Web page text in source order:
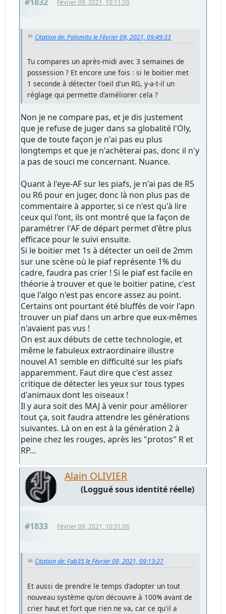
Février 09, 2021, 10:11:50
Citation de: Palomito le Février 09, 2021, 09:49:33
Tu compares un après-midi avec 3 semaines de
possession ? Et encore une fois : si le boitier met
1 seconde à détecter l'oeil d'un RG, y-a-t-il un
réglage qui permette d'améliorer cela ?
Non je ne compare pas, et je dis justement
que je refuse de juger dans sa globalité l'Oly,
que de toute façon je n'ai pas eu plus
longtemps et que je n'achèterai pas, donc il n'y
a pas de souci me concernant. Nuance.
Quant à l'eye-AF sur les piafs, je n'ai pas de R5
ou R6 pour en juger, donc là non plus pas de
commentaire à apporter, si ce n'est qu'à lire
ceux qui l'ont, ils ont montré que la façon de
paramétrer l'AF de départ permet d'être plus
efficace pour le suivi ensuite.
Si le boitier met 1s à détecter un oeil de 2mm
sur une scène où le piaf représente 1% du
cadre, faudra pas crier ! Si le piaf est facile en
théorie à trouver et que le boitier patine, c'est
que l'algo n'est pas encore assez au point.
Certains ont pourtant été bluffés de voir l'apn
trouver un piaf dans un arbre que eux-mêmes
n'avaient pas vus !
On est aux débuts de cette technologie, et
même le fabuleux extraordinaire illustre
nouvel A1 semble en difficulté sur les piafs
apparemment. Faut dire que c'est assez
critique de détecter les yeux sur tous types
d'animaux dont les oiseaux !
Il y aura soit des MAJ à venir pour améliorer
tout ça, soit faudra attendre les générations
suivantes. Là on en est à la génération 2 à
peine chez les rouges, après les "protos" R et
RP...
Alain OLIVIER
(Loggué sous identité réelle)
#1833 Février 09, 2021, 10:31:06
Citation de: Fab35 le Février 09, 2021, 09:13:27
Et aussi de prendre le temps d'adopter un tout
nouveau système qu'on découvre à 100% avant de
crier haut et fort que rien ne va, car ce qu'il a